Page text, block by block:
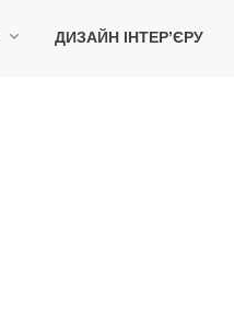
ДИЗАЙН ІНТЕР’ЄРУ